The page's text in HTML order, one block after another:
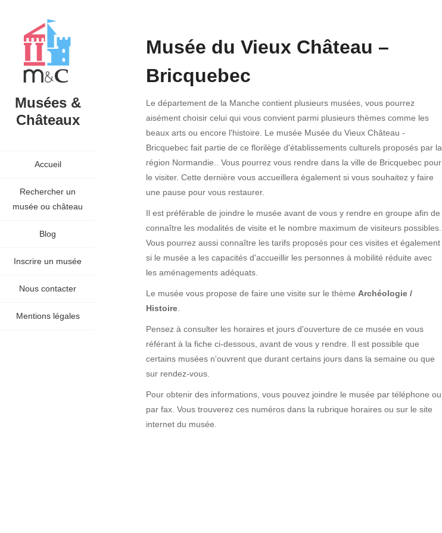
Musées &
Châteaux
Accueil
Rechercher un
musée ou château
Blog
Inscrire un musée
Nous contacter
Mentions légales
Musée du Vieux Château –
Bricquebec
Le département de la Manche contient plusieurs musées, vous pourrez
aisément choisir celui qui vous convient parmi plusieurs thèmes comme les
beaux arts ou encore l'histoire. Le musée Musée du Vieux Château -
Bricquebec fait partie de ce florilège d'établissements culturels proposés par la
région Normandie.. Vous pourrez vous rendre dans la ville de Bricquebec pour
le visiter. Cette dernière vous accueillera également si vous souhaitez y faire
une pause pour vous restaurer.
Il est préférable de joindre le musée avant de vous y rendre en groupe afin de
connaître les modalités de visite et le nombre maximum de visiteurs possibles.
Vous pourrez aussi connaître les tarifs proposés pour ces visites et également
si le musée a les capacités d'accueillir les personnes à mobilité réduite avec
les aménagements adéquats.
Le musée vous propose de faire une visite sur le thème Archéologie /
Histoire
Pensez à consulter les horaires et jours d'ouverture de ce musée en vous
référant à la fiche ci-dessous, avant de vous y rendre. Il est possible que
certains musées n'ouvrent que durant certains jours dans la semaine ou que
sur rendez-vous.
Pour obtenir des informations, vous pouvez joindre le musée par téléphone ou
par fax. Vous trouverez ces numéros dans la rubrique horaires ou sur le site
internet du musée.